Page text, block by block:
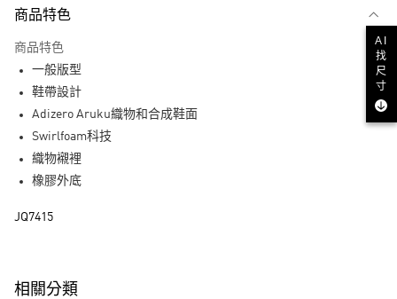
LINE Pay
每筆NT$80，滿NT$1,500(含以上)免運費
每筆NT$80，滿NT$1,500(含以上)免運費
商品特色
商品特色
一般版型
鞋帶設計
Adizero Aruku織物和合成鞋面
Swirlfoam科技
織物襯裡
橡膠外底
JQ7415
相關分類
AI
找
尺
寸